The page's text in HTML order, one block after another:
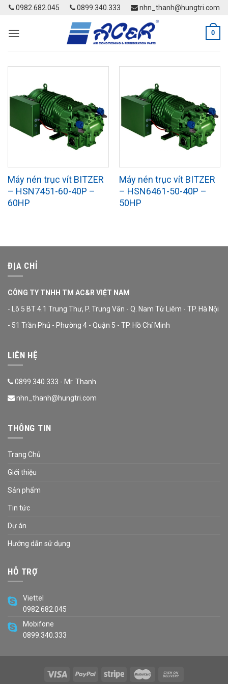
Skip
content
0982.682.045 0899.340.333 nhn_thanh@hungtri.com
0
Máy nén trục vít BITZER
– HSN7451-60-40P –
60HP
Máy nén trục vít BITZER
– HSN6461-50-40P –
50HP
ĐỊA CHỈ
CÔNG TY TNHH TM AC&R VIỆT NAM
- Lô 5 BT 4.1 Trung Thư, P. Trung Văn - Q. Nam Từ Liêm - TP. Hà Nội
- 51 Trần Phú - Phường 4 - Quận 5 - TP. Hồ Chí Minh
LIÊN HỆ
0899.340.333 - Mr. Thanh
nhn_thanh@hungtri.com
THÔNG TIN
Trang Chủ
Giới thiệu
Sản phẩm
Tin tức
Dự án
Hướng dẫn sử dụng
HỖ TRỢ
Viettel
0982.682.045
Mobifone
0899.340.333